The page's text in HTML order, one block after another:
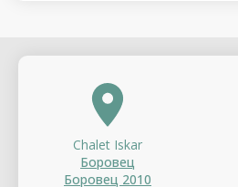
Chalet Iskar
Боровец
Боровец 2010